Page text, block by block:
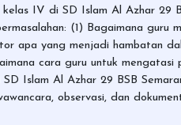
IV di SD Islam Al Azhar 29
(1) Bagaimana guru
apa yang menjadi hambatan
cara guru untuk mengatasi
Islam Al Azhar 29 BSB
observasi, dan